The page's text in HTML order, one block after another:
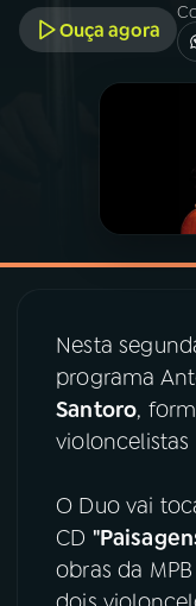
A RÁDIO
07ÚLTIMAS
PRÊMIO
ACOMPANHE A
Ouça agora
Nesta
programa
Santoro,
violoncelistas
O Duo vai
CD
obras da